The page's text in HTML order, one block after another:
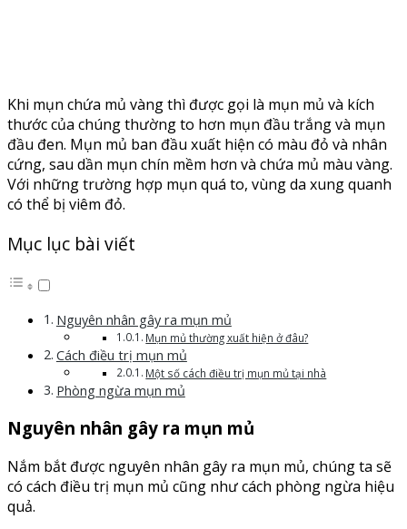
Khi mụn chứa mủ vàng thì được gọi là mụn mủ và kích
thước của chúng thường to hơn mụn đầu trắng và mụn
đầu đen. Mụn mủ ban đầu xuất hiện có màu đỏ và nhân
cứng, sau dần mụn chín mềm hơn và chứa mủ màu vàng.
Với những trường hợp mụn quá to, vùng da xung quanh
có thể bị viêm đỏ.
Mục lục bài viết
Nguyên nhân gây ra mụn mủ
Mụn mủ thường xuất hiện ở đâu?
Cách điều trị mụn mủ
Một số cách điều trị mụn mủ tại nhà
Phòng ngừa mụn mủ
Nguyên nhân gây ra mụn mủ
Nắm bắt được nguyên nhân gây ra mụn mủ, chúng ta sẽ
có cách điều trị mụn mủ cũng như cách phòng ngừa hiệu
quả.